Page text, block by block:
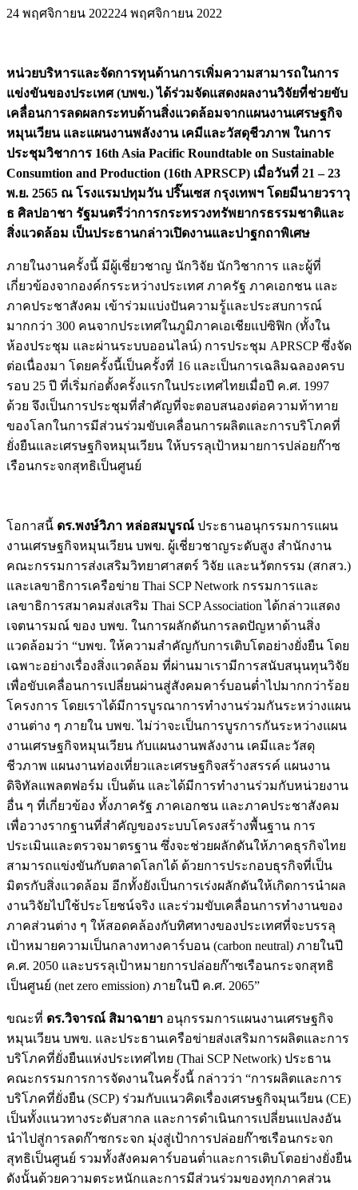
24 พฤศจิกายน 202224 พฤศจิกายน 2022
หน่วยบริหารและจัดการทุนด้านการเพิ่มความสามารถในการ
แข่งขันของประเทศ (บพข.) ได้ร่วมจัดแสดงผลงานวิจัยที่ช่วยขับ
เคลื่อนการลดผลกระทบด้านสิ่งแวดล้อมจากแผนงานเศรษฐกิจ
หมุนเวียน และแผนงานพลังงาน เคมีและวัสดุชีวภาพ ในการ
ประชุมวิชาการ 16th Asia Pacific Roundtable on Sustainable
Consumtion and Production (16th APRSCP) เมื่อวันที่ 21 – 23
พ.ย. 2565 ณ โรงแรมปทุมวัน ปริ๊นเซส กรุงเทพฯ โดยมีนายวราวุ
ธ ศิลปอาชา รัฐมนตรีว่าการกระทรวงทรัพยากรธรรมชาติและ
สิ่งแวดล้อม เป็นประธานกล่าวเปิดงานและปาฐกถาพิเศษ
ภายในงานครั้งนี้ มีผู้เชี่ยวชาญ นักวิจัย นักวิชาการ และผู้ที่
เกี่ยวข้องจากองค์กรระหว่างประเทศ ภาครัฐ ภาคเอกชน และ
ภาคประชาสังคม เข้าร่วมแบ่งปันความรู้และประสบการณ์
มากกว่า 300 คนจากประเทศในภูมิภาคเอเชียแปซิฟิก (ทั้งใน
ห้องประชุม และผ่านระบบออนไลน์) การประชุม APRSCP ซึ่งจัด
ต่อเนื่องมา โดยครั้งนี้เป็นครั้งที่ 16 และเป็นการเฉลิมฉลองครบ
รอบ 25 ปี ที่เริ่มก่อตั้งครั้งแรกในประเทศไทยเมื่อปี ค.ศ. 1997
ด้วย จึงเป็นการประชุมที่สำคัญที่จะตอบสนองต่อความท้าทาย
ของโลกในการมีส่วนร่วมขับเคลื่อนการผลิตและการบริโภคที่
ยั่งยืนและเศรษฐกิจหมุนเวียน ให้บรรลุเป้าหมายการปล่อยก๊าซ
เรือนกระจกสุทธิเป็นศูนย์
โอกาสนี้ ดร.พงษ์วิภา หล่อสมบูรณ์ ประธานอนุกรรมการแผน
งานเศรษฐกิจหมุนเวียน บพข. ผู้เชี่ยวชาญระดับสูง สำนักงาน
คณะกรรมการส่งเสริมวิทยาศาสตร์ วิจัย และนวัตกรรม (สกสว.)
และเลขาธิการเครือข่าย Thai SCP Network กรรมการและ
เลขาธิการสมาคมส่งเสริม Thai SCP Association ได้กล่าวแสดง
เจตนารมณ์ ของ บพข. ในการผลักดันการลดปัญหาด้านสิ่ง
แวดล้อมว่า “บพข. ให้ความสำคัญกับการเติบโตอย่างยั่งยืน โดย
เฉพาะอย่างเรื่องสิ่งแวดล้อม ที่ผ่านมาเรามีการสนับสนุนทุนวิจัย
เพื่อขับเคลื่อนการเปลี่ยนผ่านสู่สังคมคาร์บอนต่ำไปมากกว่าร้อย
โครงการ โดยเราได้มีการบูรณาการทำงานร่วมกันระหว่างแผน
งานต่าง ๆ ภายใน บพข. ไม่ว่าจะเป็นการบูรการกันระหว่างแผน
งานเศรษฐกิจหมุนเวียน กับแผนงานพลังงาน เคมีและวัสดุ
ชีวภาพ แผนงานท่องเที่ยวและเศรษฐกิจสร้างสรรค์ แผนงาน
ดิจิทัลแพลตฟอร์ม เป็นต้น และได้มีการทำงานร่วมกับหน่วยงาน
อื่น ๆ ที่เกี่ยวข้อง ทั้งภาครัฐ ภาคเอกชน และภาคประชาสังคม
เพื่อวางรากฐานที่สำคัญของระบบโครงสร้างพื้นฐาน การ
ประเมินและตรวจมาตรฐาน ซึ่งจะช่วยผลักดันให้ภาคธุรกิจไทย
สามารถแข่งขันกับตลาดโลกได้ ด้วยการประกอบธุรกิจที่เป็น
มิตรกับสิ่งแวดล้อม อีกทั้งยังเป็นการเร่งผลักดันให้เกิดการนำผล
งานวิจัยไปใช้ประโยชน์จริง และร่วมขับเคลื่อนการทำงานของ
ภาคส่วนต่าง ๆ ให้สอดคล้องกับทิศทางของประเทศที่จะบรรลุ
เป้าหมายความเป็นกลางทางคาร์บอน (carbon neutral) ภายในปี
ค.ศ. 2050 และบรรลุเป้าหมายการปล่อยก๊าซเรือนกระจกสุทธิ
เป็นศูนย์ (net zero emission) ภายในปี ค.ศ. 2065”
ขณะที่ ดร.วิจารณ์ สิมาฉายา อนุกรรมการแผนงานเศรษฐกิจ
หมุนเวียน บพข. และประธานเครือข่ายส่งเสริมการผลิตและการ
บริโภคที่ยั่งยืนแห่งประเทศไทย (Thai SCP Network) ประธาน
คณะกรรมการการจัดงานในครั้งนี้ กล่าวว่า “การผลิตและการ
บริโภคที่ยั่งยืน (SCP) ร่วมกับแนวคิดเรื่องเศรษฐกิจมุนเวียน (CE)
เป็นทั้งแนวทางระดับสากล และการดำเนินการเปลี่ยนแปลงอัน
นำไปสู่การลดก๊าซกระจก มุ่งสู่เป้าการปล่อยก๊าซเรือนกระจก
สุทธิเป็นศูนย์ รวมทั้งสังคมคาร์บอนต่ำและการเติบโตอย่างยั่งยืน
ดังนั้นด้วยความตระหนักและการมีส่วนร่วมของทุกภาคส่วน